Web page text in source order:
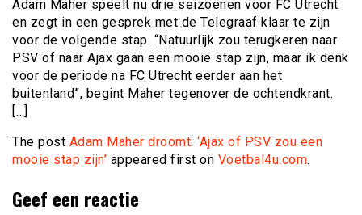
Adam Maher speelt nu drie seizoenen voor FC Utrecht
en zegt in een gesprek met de Telegraaf klaar te zijn
voor de volgende stap. “Natuurlijk zou terugkeren naar
PSV of naar Ajax gaan een mooie stap zijn, maar ik denk
voor de periode na FC Utrecht eerder aan het
buitenland”, begint Maher tegenover de ochtendkrant.
[…]
The post Adam Maher droomt: ‘Ajax of PSV zou een
mooie stap zijn’ appeared first on Voetbal4u.com.
Geef een reactie